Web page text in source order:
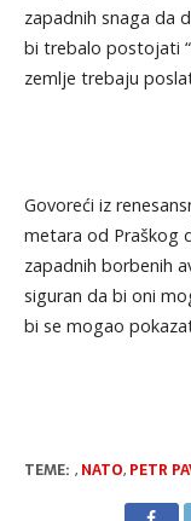
zapadnih snaga da
bi trebalo postojati
zemlje trebaju
Govoreći iz
metara od Praškog
zapadnih borbenih
siguran da bi oni
bi se mogao
TEME: , NATO, PETR